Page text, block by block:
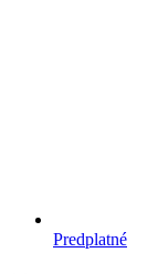
Predplatné